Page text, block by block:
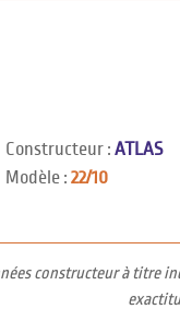
Constructeur : ATLAS
Modèle : 22/10
constructeur à titre